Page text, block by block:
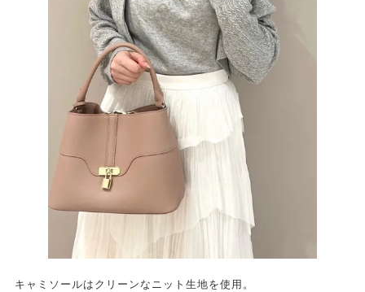
キャミソールはクリーンなニット生地を使用。